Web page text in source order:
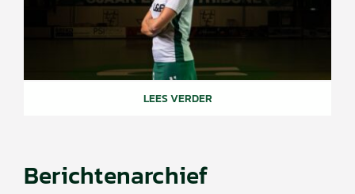
LEES VERDER
Berichtenarchief